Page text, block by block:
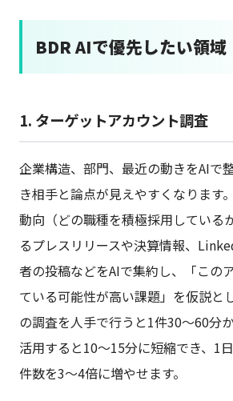
BDR AIで優先したい領域
1. ターゲットアカウント調査
企業構造、部門、最近の動きをAIで
き相手と論点が見えやすくなります
動向（どの職種を積極採用している
るプレスリリースや決算情報、
者の投稿などをAIで集約し、「この
ている可能性が高い課題」を仮説と
の調査を人手で行うと1件30〜60分
活用すると10〜15分に短縮でき、1
件数を3〜4倍に増やせます。